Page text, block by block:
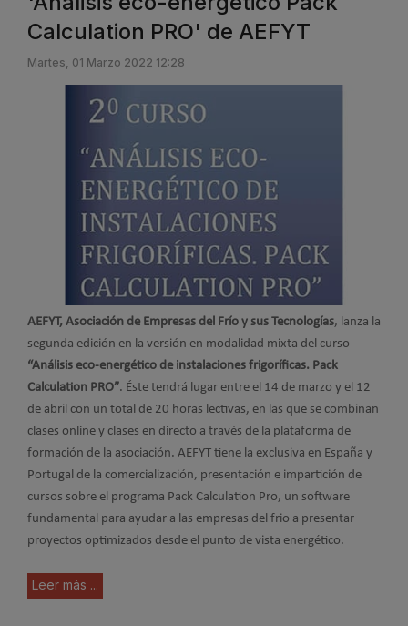
Calculation PRO' de AEFYT
Martes, 01 Marzo 2022 12:28
AEFYT, Asociación de Empresas del Frío y sus Tecnologías, lanza la
segunda edición en la versión en modalidad mixta del curso
“Análisis eco-energético de instalaciones frigoríficas. Pack
Calculation PRO”. Éste tendrá lugar entre el 14 de marzo y el 12
de abril con un total de 20 horas lectivas, en las que se combinan
clases online y clases en directo a través de la plataforma de
formación de la asociación. AEFYT tiene la exclusiva en España y
Portugal de la comercialización, presentación e impartición de
cursos sobre el programa Pack Calculation Pro, un software
fundamental para ayudar a las empresas del frio a presentar
proyectos optimizados desde el punto de vista energético.
Leer más ...